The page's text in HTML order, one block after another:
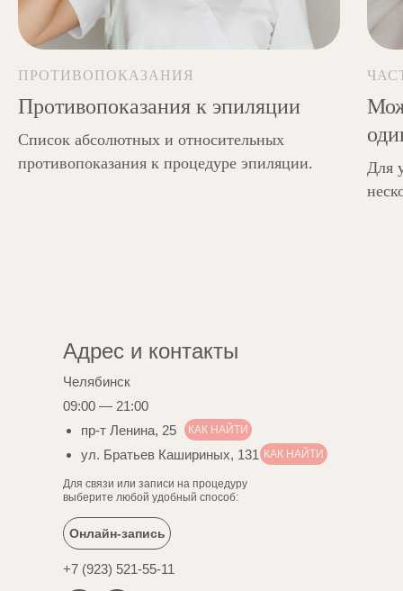
помощью шугаринга, эпилятора, воска,
пинцета.
ПРОТИВОПОКАЗАНИЯ
Противопоказания к эпиляции
Список абсолютных и относительных
противопоказания к процедуре эпиляции.
Для
КАК НАЙТИ
КАК НАЙТИ
+7 (923) 521-55-11
Онлайн-запись
Челябинск
09:00 — 21:00
пр-т Ленина, 25
ул. Братьев Кашириных, 131
Адрес и контакты
Для связи или записи на процедуру
выберите любой удобный способ: